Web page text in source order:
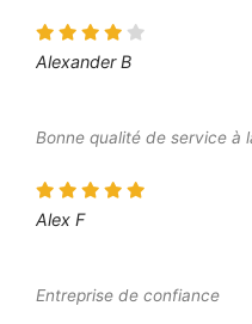
Alexander B
Bonne qualité de service à
Alex F
Entreprise de confiance